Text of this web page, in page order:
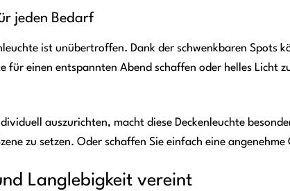
jeden Bedarf
ist unübertroffen. Dank der schwenkbaren Spots
für einen entspannten Abend schaffen oder helles Licht
auszurichten, macht diese Deckenleuchte
zu setzen. Oder schaffen Sie einfach eine
Langlebigkeit vereint